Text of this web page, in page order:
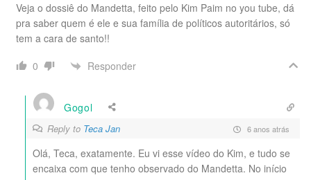
Veja o dossiê do Mandetta, feito pelo Kim Paim no you tube, dá
pra saber quem é ele e sua família de políticos autoritários, só
tem a cara de santo!!
0
Responder
Gogol
Reply to Teca Jan 6 anos atrás
Olá, Teca, exatamente. Eu vi esse vídeo do Kim, e tudo se
encaixa com que tenho observado do Mandetta. No início